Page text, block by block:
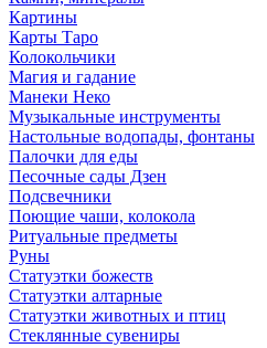
Картины
Карты Таро
Колокольчики
Магия и гадание
Манеки Неко
Музыкальные инструменты
Настольные водопады, фонтаны
Палочки для еды
Песочные сады Дзен
Подсвечники
Поющие чаши, колокола
Ритуальные предметы
Руны
Статуэтки божеств
Статуэтки алтарные
Статуэтки животных и птиц
Стеклянные сувениры